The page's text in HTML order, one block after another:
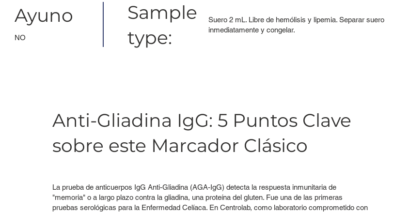
Ayuno
NO
Sample
type:
Suero 2 mL. Libre de hemólisis y lipemia. Separar suero
inmediatamente y congelar.
Anti-Gliadina IgG: 5 Puntos Clave
sobre este Marcador Clásico
La prueba de anticuerpos IgG Anti-Gliadina (AGA-IgG) detecta la respuesta inmunitaria de
"memoria" o a largo plazo contra la gliadina, una proteína del gluten. Fue una de las primeras
pruebas serológicas para la Enfermedad Celíaca. En Centrolab, como laboratorio comprometido con